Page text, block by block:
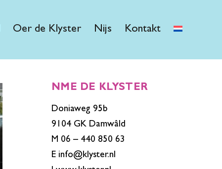
Oer de Klyster Nijs Kontakt
NME DE KLYSTER
Doniaweg 95b
9104 GK Damwâld
M 06 – 440 850 63
E info@klyster.nl